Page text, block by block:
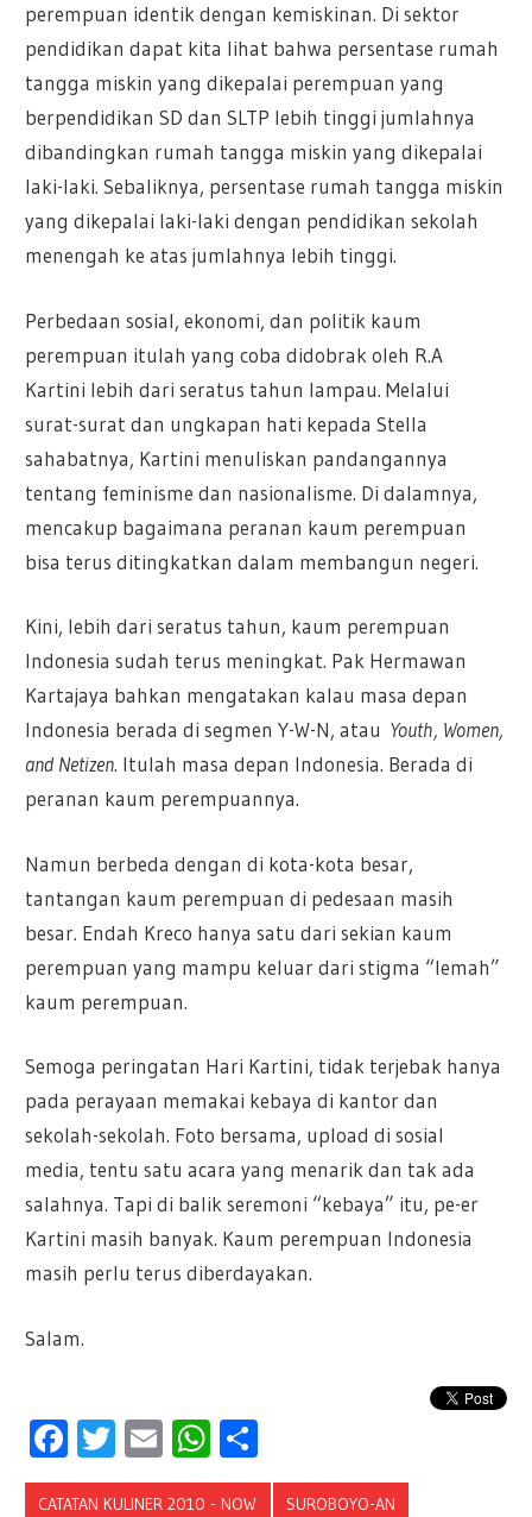
perempuan identik dengan kemiskinan. Di sektor
pendidikan dapat kita lihat bahwa persentase rumah
tangga miskin yang dikepalai perempuan yang
berpendidikan SD dan SLTP lebih tinggi jumlahnya
dibandingkan rumah tangga miskin yang dikepalai
laki-laki. Sebaliknya, persentase rumah tangga miskin
yang dikepalai laki-laki dengan pendidikan sekolah
menengah ke atas jumlahnya lebih tinggi.
Perbedaan sosial, ekonomi, dan politik kaum
perempuan itulah yang coba didobrak oleh R.A
Kartini lebih dari seratus tahun lampau. Melalui
surat-surat dan ungkapan hati kepada Stella
sahabatnya, Kartini menuliskan pandangannya
tentang feminisme dan nasionalisme. Di dalamnya,
mencakup bagaimana peranan kaum perempuan
bisa terus ditingkatkan dalam membangun negeri.
Kini, lebih dari seratus tahun, kaum perempuan
Indonesia sudah terus meningkat. Pak Hermawan
Kartajaya bahkan mengatakan kalau masa depan
Indonesia berada di segmen Y-W-N, atau Youth, Women,
and Netizen. Itulah masa depan Indonesia. Berada di
peranan kaum perempuannya.
Namun berbeda dengan di kota-kota besar,
tantangan kaum perempuan di pedesaan masih
besar. Endah Kreco hanya satu dari sekian kaum
perempuan yang mampu keluar dari stigma “lemah”
kaum perempuan.
Semoga peringatan Hari Kartini, tidak terjebak hanya
pada perayaan memakai kebaya di kantor dan
sekolah-sekolah. Foto bersama, upload di sosial
media, tentu satu acara yang menarik dan tak ada
salahnya. Tapi di balik seremoni “kebaya” itu, pe-er
Kartini masih banyak. Kaum perempuan Indonesia
masih perlu terus diberdayakan.
Salam.
Facebook
Twitter
EmailWhatsApp
CATATAN KULINER 2010 - NOW SUROBOYO-AN